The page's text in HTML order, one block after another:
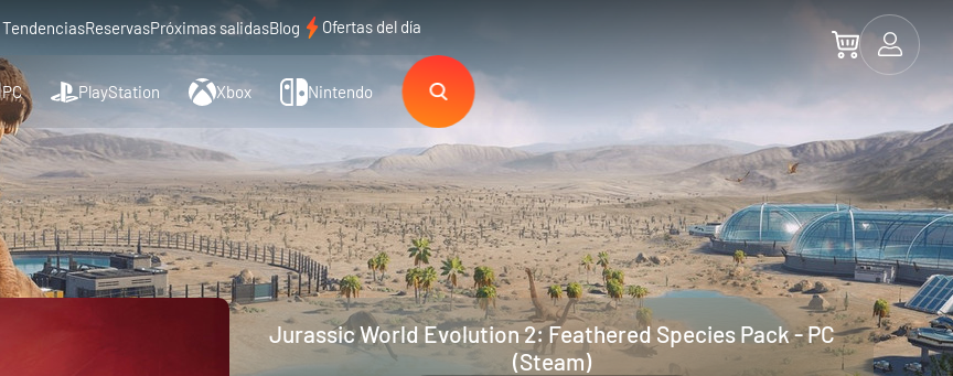
TendenciasReservasPróximas salidasBlog Ofertas del día
PC PlayStation Xbox Nintendo
Jurassic World Evolution 2: Feathered Species Pack - PC
(Steam)